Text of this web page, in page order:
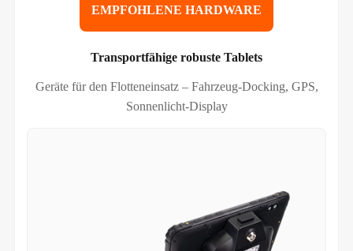
EMPFOHLENE HARDWARE
Transportfähige robuste Tablets
Geräte für den Flotteneinsatz – Fahrzeug-Docking, GPS,
Sonnenlicht-Display